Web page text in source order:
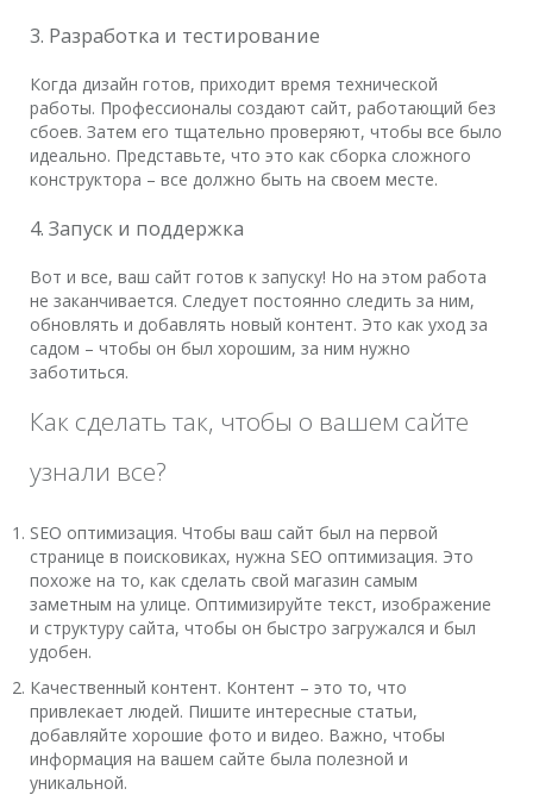
3. Разработка и тестирование
Когда дизайн готов, приходит время технической
работы. Профессионалы создают сайт, работающий без
сбоев. Затем его тщательно проверяют, чтобы все было
идеально. Представьте, что это как сборка сложного
конструктора – все должно быть на своем месте.
4. Запуск и поддержка
Вот и все, ваш сайт готов к запуску! Но на этом работа
не заканчивается. Следует постоянно следить за ним,
обновлять и добавлять новый контент. Это как уход за
садом – чтобы он был хорошим, за ним нужно
заботиться.
Как сделать так, чтобы о вашем сайте
узнали все?
SEO оптимизация. Чтобы ваш сайт был на первой
странице в поисковиках, нужна SEO оптимизация. Это
похоже на то, как сделать свой магазин самым
заметным на улице. Оптимизируйте текст, изображение
и структуру сайта, чтобы он быстро загружался и был
удобен.
Качественный контент. Контент – это то, что
привлекает людей. Пишите интересные статьи,
добавляйте хорошие фото и видео. Важно, чтобы
информация на вашем сайте была полезной и
уникальной.